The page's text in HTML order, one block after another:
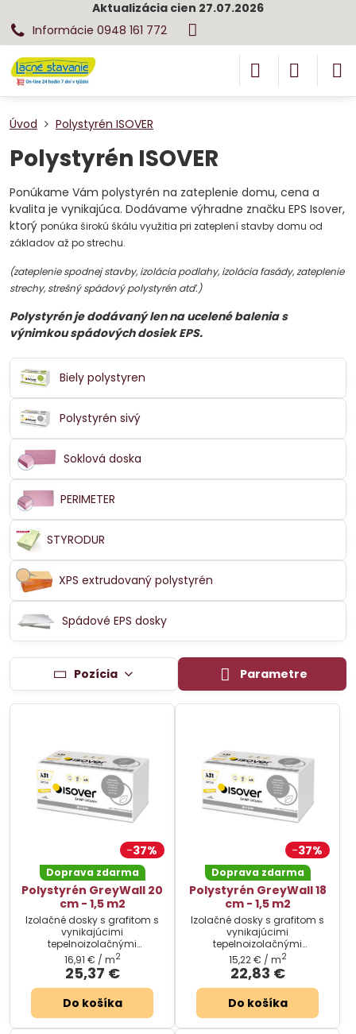
Aktualizácia cien 27.07.2026
Informácie 0948 161 772
Úvod Polystyrén ISOVER
Polystyrén ISOVER
Ponúkame Vám polystyrén na zateplenie domu, cena a
kvalita je vynikajúca. Dodávame výhradne značku EPS Isover,
ktorý ponúka širokú škálu využitia pri zateplení stavby domu od
základov až po strechu.
(zateplenie spodnej stavby, izolácia podlahy, izolácia fasády, zateplenie
strechy, strešný spádový polystyrén atď.)
Polystyrén je dodávaný len na ucelené balenia s
výnimkou spádových dosiek EPS.
Biely polystyren
Polystyrén sivý
Soklová doska
PERIMETER
STYRODUR
XPS extrudovaný polystyrén
Spádové EPS dosky
Pozícia Parametre
37%
Doprava zdarma
Polystyrén GreyWall 20
cm - 1,5 m2
Izolačné dosky s grafitom s
vynikajúcimi
tepelnoizolačnými
vlastnosťami. Cena za
balenie.
25,37 €
16,91 € / m2
Do košíka
37%
Doprava zdarma
Polystyrén GreyWall 18
cm - 1,5 m2
Izolačné dosky s grafitom s
vynikajúcimi
tepelnoizolačnými
vlastnosťami. Cena za
balenie.
22,83 €
15,22 € / m2
Do košíka